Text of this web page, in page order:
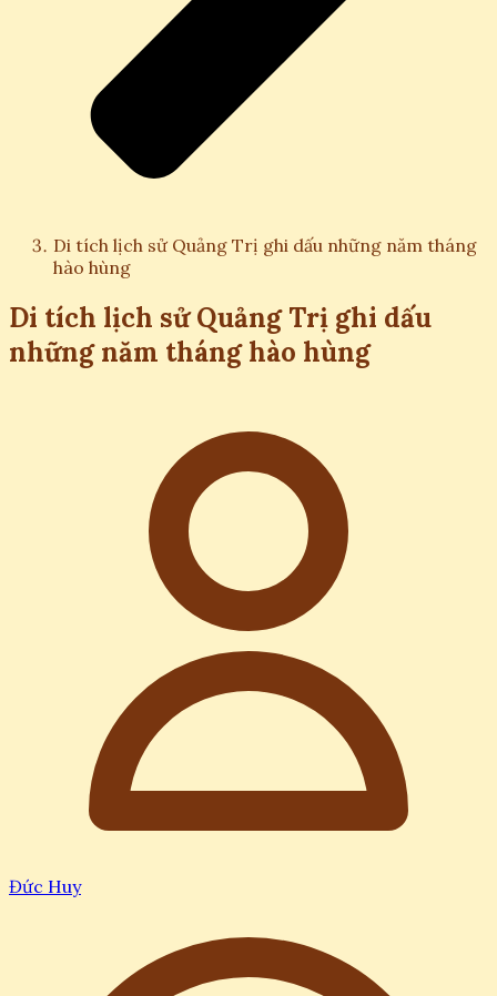
Di tích lịch sử Quảng Trị ghi dấu những năm tháng
hào hùng
Di tích lịch sử Quảng Trị ghi dấu
những năm tháng hào hùng
Đức Huy